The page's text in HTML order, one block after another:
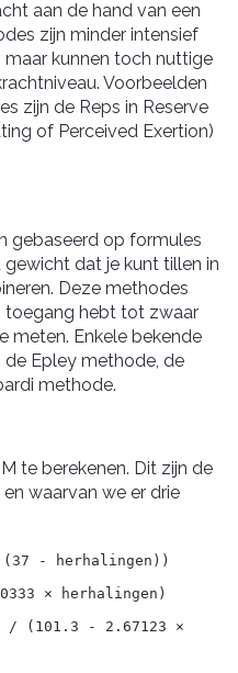
aan de hand van een
zijn minder intensief
kunnen toch nuttige
Voorbeelden
zijn de Reps in Reserve
of Perceived Exertion)
gebaseerd op formules
dat je kunt tillen in
Deze methodes
toegang hebt tot zwaar
meten. Enkele bekende
de Epley methode, de
methode.
te berekenen. Dit zijn de
waarvan we er drie
- herhalingen))
× herhalingen)
/ (101.3 - 2.67123 ×